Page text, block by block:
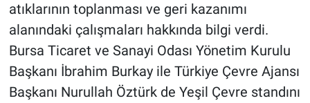
atıklarının toplanması ve geri kazanımı
alanındaki çalışmaları hakkında bilgi verdi.
Bursa Ticaret ve Sanayi Odası Yönetim Kurulu
Başkanı İbrahim Burkay ile Türkiye Çevre Ajansı
Başkanı Nurullah Öztürk de Yeşil Çevre standını